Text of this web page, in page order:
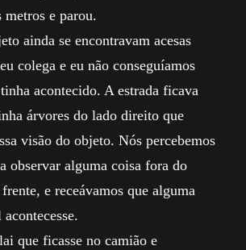
metros e parou.
ainda se encontravam acesas
colega e eu não conseguíamos
acontecido. A estrada ficava
árvores do lado direito que
visão do objeto. Nós percebemos
observar alguma coisa fora do
e receávamos que alguma
que ficasse no camião e